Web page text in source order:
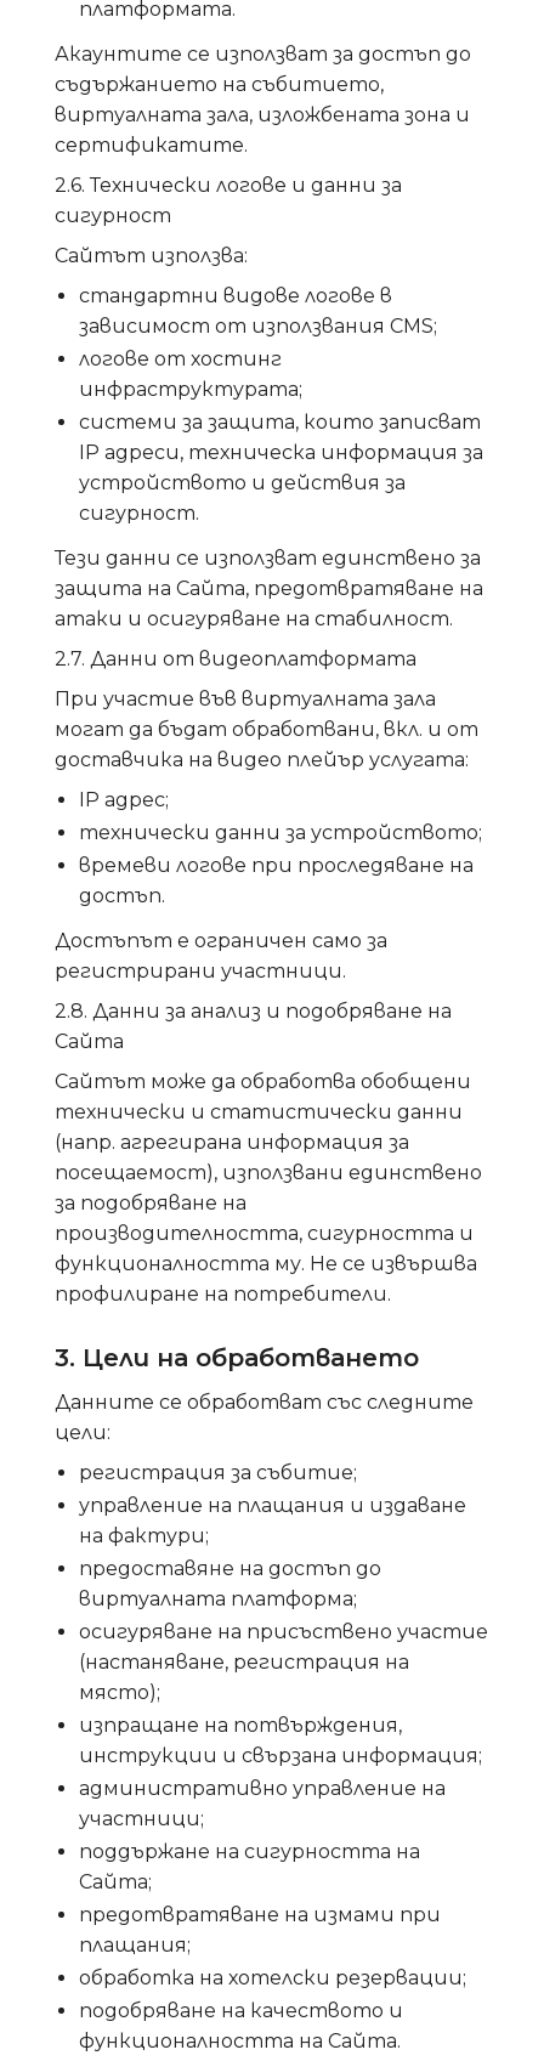
платформата.
Акаунтите се използват за достъп до
съдържанието на събитието,
виртуалната зала, изложбената зона и
сертификатите.
2.6. Технически логове и данни за
сигурност
Сайтът използва:
стандартни видове логове в
зависимост от използвания CMS;
логове от хостинг
инфраструктурата;
системи за защита, които записват
IP адреси, техническа информация за
устройството и действия за
сигурност.
Тези данни се използват единствено за
защита на Сайта, предотвратяване на
атаки и осигуряване на стабилност.
2.7. Данни от видеоплатформата
При участие във виртуалната зала
могат да бъдат обработвани, вкл. и от
доставчика на видео плейър услугата:
IP адрес;
технически данни за устройството;
времеви логове при проследяване на
достъп.
Достъпът е ограничен само за
регистрирани участници.
2.8. Данни за анализ и подобряване на
Сайта
Сайтът може да обработва обобщени
технически и статистически данни
(напр. агрегирана информация за
посещаемост), използвани единствено
за подобряване на
производителността, сигурността и
функционалността му. Не се извършва
профилиране на потребители.
3. Цели на обработването
Данните се обработват със следните
цели:
регистрация за събитие;
управление на плащания и издаване
на фактури;
предоставяне на достъп до
виртуалната платформа;
осигуряване на присъствено участие
(настаняване, регистрация на
място);
изпращане на потвърждения,
инструкции и свързана информация;
административно управление на
участници;
поддържане на сигурността на
Сайта;
предотвратяване на измами при
плащания;
обработка на хотелски резервации;
подобряване на качеството и
функционалността на Сайта.